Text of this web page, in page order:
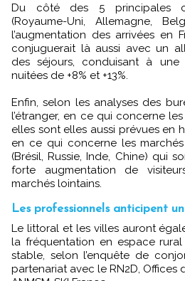
Du côté des 5 principales
(Royaume-Uni, Allemagne,
l’augmentation des arrivées en
conjuguerait là aussi avec un
des séjours, conduisant à une
nuitées de +8% et +13%.
Enfin, selon les analyses des
l’étranger, en ce qui concerne
elles sont elles aussi prévues en
en ce qui concerne les
(Brésil, Russie, Inde, Chine) qui
forte augmentation de
marchés lointains.
Les professionnels anticipent
Le littoral et les villes auront également la côte, alors que
la fréquentation en espace
stable, selon l’enquête de
partenariat avec le RN2D, Offices